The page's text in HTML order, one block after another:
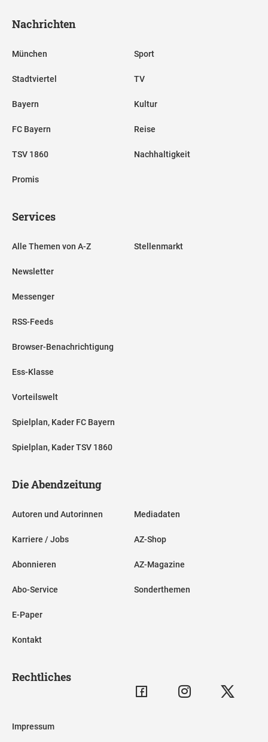
Nachrichten
München
Stadtviertel
Bayern
FC Bayern
TSV 1860
Promis
Sport
TV
Kultur
Reise
Nachhaltigkeit
Services
Alle Themen von A-Z
Newsletter
Messenger
RSS-Feeds
Browser-Benachrichtigung
Ess-Klasse
Vorteilswelt
Spielplan, Kader FC Bayern
Spielplan, Kader TSV 1860
Stellenmarkt
Die Abendzeitung
Autoren und Autorinnen
Karriere / Jobs
Abonnieren
Abo-Service
E-Paper
Kontakt
Mediadaten
AZ-Shop
AZ-Magazine
Sonderthemen
Rechtliches
Impressum